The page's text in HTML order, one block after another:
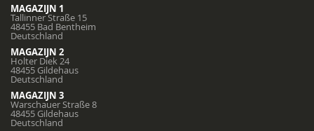
MAGAZIJN 1
Tallinner Straße 15
48455 Bad Bentheim
Deutschland
MAGAZIJN 2
Holter Diek 24
48455 Gildehaus
Deutschland
MAGAZIJN 3
Warschauer Straße 8
48455 Gildehaus
Deutschland